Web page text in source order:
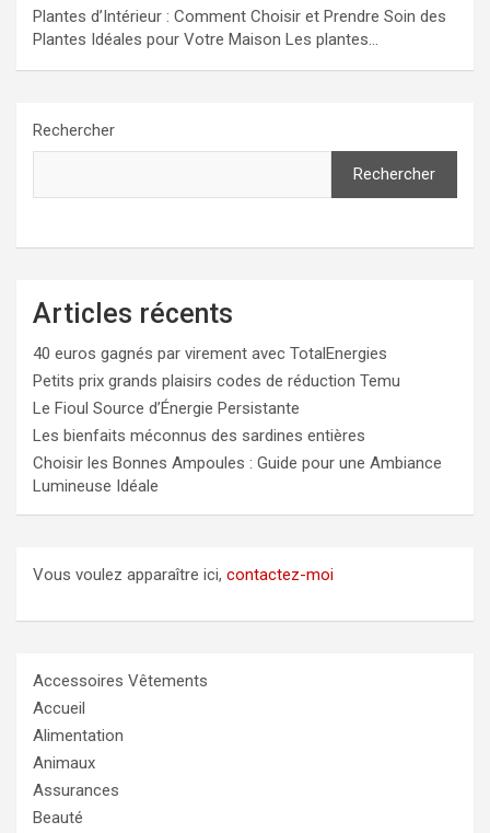
Plantes d’Intérieur : Comment Choisir et Prendre Soin des
Plantes Idéales pour Votre Maison Les plantes…
Rechercher
Rechercher
Articles récents
40 euros gagnés par virement avec TotalEnergies
Petits prix grands plaisirs codes de réduction Temu
Le Fioul Source d’Énergie Persistante
Les bienfaits méconnus des sardines entières
Choisir les Bonnes Ampoules : Guide pour une Ambiance
Lumineuse Idéale
Vous voulez apparaître ici, contactez-moi
Accessoires Vêtements
Accueil
Alimentation
Animaux
Assurances
Beauté